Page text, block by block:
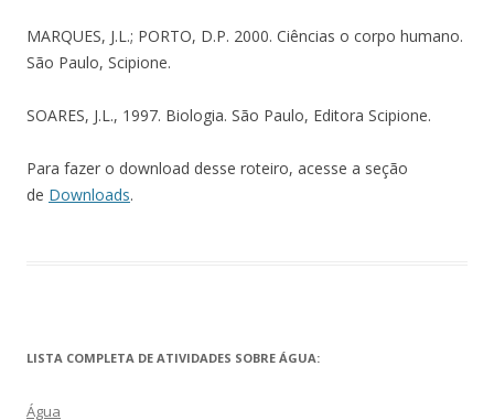
MARQUES, J.L.; PORTO, D.P. 2000. Ciências o corpo humano.
São Paulo, Scipione.
SOARES, J.L., 1997. Biologia. São Paulo, Editora Scipione.
Para fazer o download desse roteiro, acesse a seção
de Downloads.
LISTA COMPLETA DE ATIVIDADES SOBRE ÁGUA:
Água